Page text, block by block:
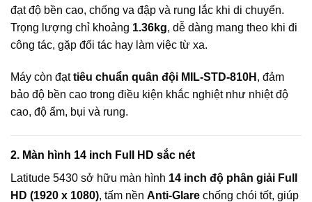
đạt độ bền cao, chống va đập và rung lắc khi di chuyển.
Trọng lượng chỉ khoảng 1.36kg, dễ dàng mang theo khi đi
công tác, gặp đối tác hay làm việc từ xa.
Máy còn đạttiêu chuẩn quân đội MIL-STD-810H , đảm
bảo độ bền cao trong điều kiện khắc nghiệt như nhiệt độ
cao, độ ẩm, bụi và rung.
2. Màn hình 14 inch Full HD sắc nét
Latitude 5430 sở hữu màn hình 14 inch độ phân giải Full
HD (1920 x 1080), tấm nền Anti-Glare chống chói tốt, giúp